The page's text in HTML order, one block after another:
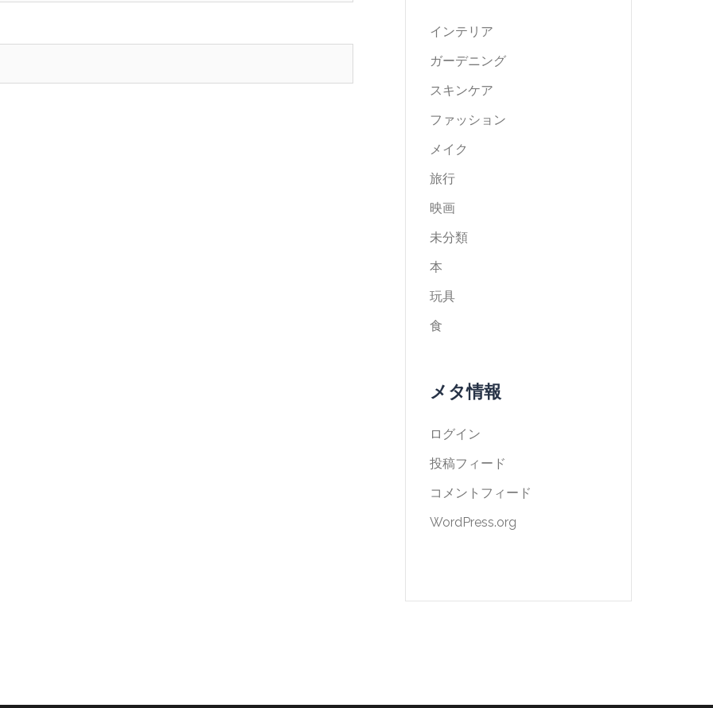
インテリア
ガーデニング
スキンケア
ファッション
メイク
旅行
映画
未分類
本
玩具
食
メタ情報
ログイン
投稿フィード
コメントフィード
WordPress.org